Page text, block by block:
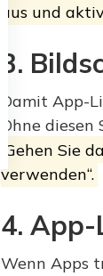
aus und
3.
Damit App-
Ohne
Gehen Sie
verwenden“.
4. App-
Wenn Apps